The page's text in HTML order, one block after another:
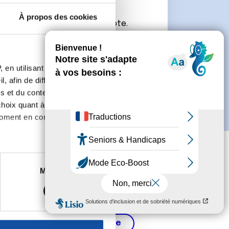
À propos des cookies
en utilisant des
afin de diffuser des
du contenu, ainsi que de
quant à l'utilisation de
en consultant la
à plusieurs mètres près
reportez-vous à lasection «
sur les cookies.
Marketing
ou de créer un compte.
Cancer de la prostate